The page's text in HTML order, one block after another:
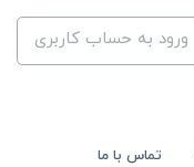
ورود به حساب کاربری
تماس با ما